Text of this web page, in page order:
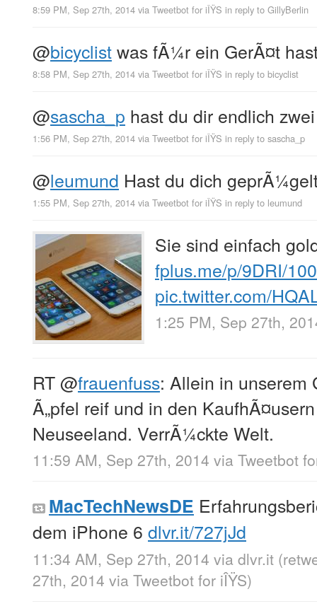
8:59 PM, Sep 27th, 2014 via Tweetbot for iÎŸS in reply to GillyBerlin
@bicyclistwas fÃ¼r ein GerÃ¤t
8:58 PM, Sep 27th, 2014 via Tweetbot for iÎŸS in reply to bicyclist
@sascha_p hast du dir endlich
1:56 PM, Sep 27th, 2014 via Tweetbot for iÎŸS in reply to sascha_p
@leumund Hast du dich
1:55 PM, Sep 27th, 2014 via Tweetbot for iÎŸS in reply to leumund
Sie sind einfach
fplus.me/p/9DRI/
pic.twitter.com/
1:25 PM, Sep 27th,
RT@frauenfuss: Allein in unserem
Ã„pfel reif und in den
Neuseeland. VerrÃ¼ckte Welt.
11:59 AM, Sep 27th, 2014 via Tweetbot
MacTechNewsDE
dem iPhone 6 dlvr.it/727jJd
11:34 AM, Sep 27th, 2014 via dlvr.it
27th, 2014 via Tweetbot for iÎŸS)